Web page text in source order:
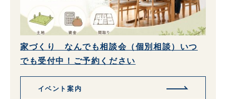
家づくり なんでも相談会（個別相談）いつ
でも受付中！ご予約ください
イベント案内